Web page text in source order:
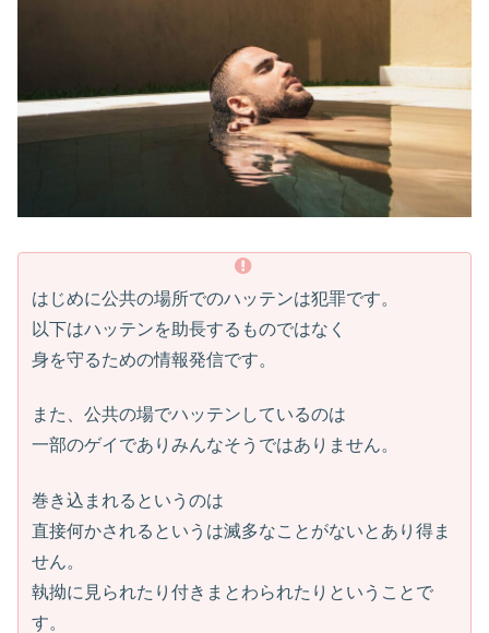
はじめに公共の場所でのハッテンは犯罪です。
以下はハッテンを助長するものではなく
身を守るための情報発信です。
また、公共の場でハッテンしているのは
一部のゲイでありみんなそうではありません。
巻き込まれるというのは
直接何かされるというは滅多なことがないとあり得ま
せん。
執拗に見られたり付きまとわられたりということで
す。